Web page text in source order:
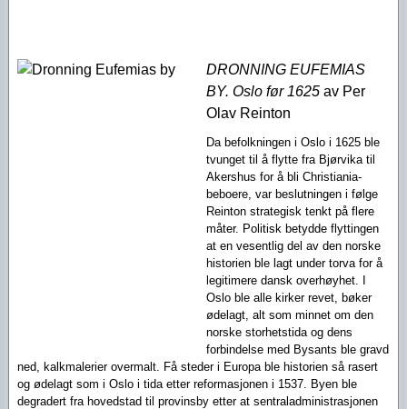
DRONNING EUFEMIAS
BY. Oslo før 1625 av Per
Olav Reinton
Da befolkningen i Oslo i 1625 ble
tvunget til å flytte fra Bjørvika til
Akershus for å bli Christiania-
beboere, var beslutningen i følge
Reinton strategisk tenkt på flere
måter. Politisk betydde flyttingen
at en vesentlig del av den norske
historien ble lagt under torva for å
legitimere dansk overhøyhet. I
Oslo ble alle kirker revet, bøker
ødelagt, alt som minnet om den
norske storhetstida og dens
forbindelse med Bysants ble gravd
ned, kalkmalerier overmalt. Få steder i Europa ble historien så rasert
og ødelagt som i Oslo i tida etter reformasjonen i 1537. Byen ble
degradert fra hovedstad til provinsby etter at sentraladministrasjonen